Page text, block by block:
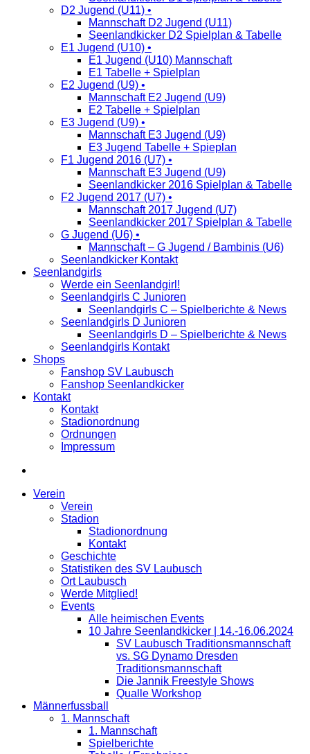
D2 Jugend (U11) •
Mannschaft D2 Jugend (U11)
Seenlandkicker D2 Spielplan & Tabelle
E1 Jugend (U10) •
E1 Jugend (U10) Mannschaft
E1 Tabelle + Spielplan
E2 Jugend (U9) •
Mannschaft E2 Jugend (U9)
E2 Tabelle + Spielplan
E3 Jugend (U9) •
Mannschaft E3 Jugend (U9)
E3 Jugend Tabelle + Spieplan
F1 Jugend 2016 (U7) •
Mannschaft E3 Jugend (U9)
Seenlandkicker 2016 Spielplan & Tabelle
F2 Jugend 2017 (U7) •
Mannschaft 2017 Jugend (U7)
Seenlandkicker 2017 Spielplan & Tabelle
G Jugend (U6) •
Mannschaft – G Jugend / Bambinis (U6)
Seenlandkicker Kontakt
Seenlandgirls
Werde ein Seenlandgirl!
Seenlandgirls C Junioren
Seenlandgirls C – Spielberichte & News
Seenlandgirls D Junioren
Seenlandgirls D – Spielberichte & News
Seenlandgirls Kontakt
Shops
Fanshop SV Laubusch
Fanshop Seenlandkicker
Kontakt
Kontakt
Stadionordnung
Ordnungen
Impressum
Verein
Verein
Stadion
Stadionordnung
Kontakt
Geschichte
Statistiken des SV Laubusch
Ort Laubusch
Werde Mitglied!
Events
Alle heimischen Events
10 Jahre Seenlandkicker | 14.-16.06.2024
SV Laubusch Traditionsmannschaft
vs. SG Dynamo Dresden
Traditionsmannschaft
Die Jannik Freestyle Shows
Qualle Workshop
Männerfussball
1. Mannschaft
1. Mannschaft
Spielberichte